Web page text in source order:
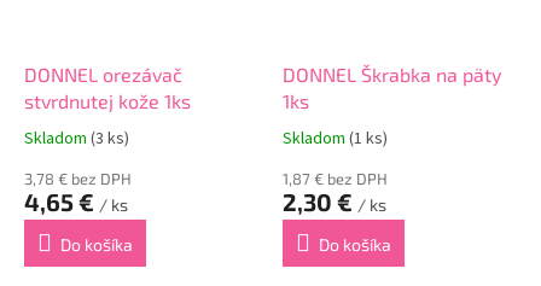
DONNEL orezávač
stvrdnutej kože 1ks
Skladom (3 ks)
3,78 € bez DPH
4,65 € / ks
Do košíka
DONNEL Škrabka na päty
1ks
Skladom (1 ks)
1,87 € bez DPH
2,30 € / ks
Do košíka